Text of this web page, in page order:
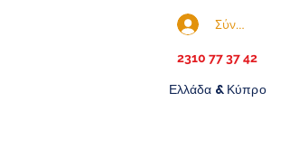
Σύνδεση
2310 77 37 42
Ελλάδα & Κύπρο